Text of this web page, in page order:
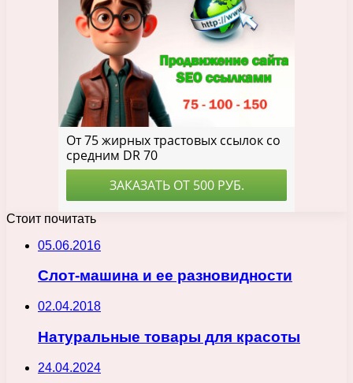
Стоит почитать
05.06.2016
Слот-машина и ее разновидности
02.04.2018
Натуральные товары для красоты
24.04.2024